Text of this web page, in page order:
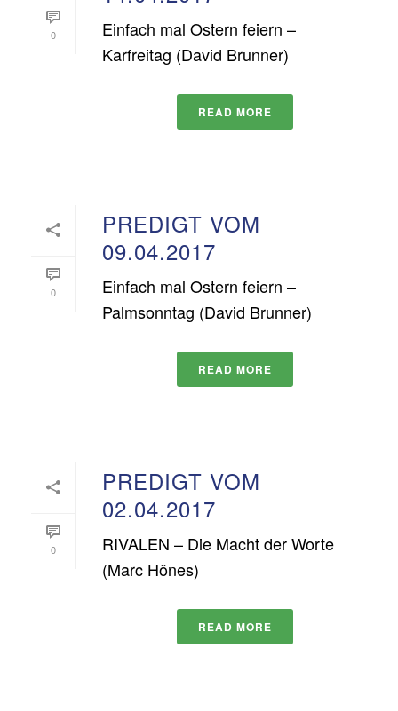
0
Einfach mal Ostern feiern –
Karfreitag (David Brunner)
READ MORE
0
PREDIGT VOM
09.04.2017
Einfach mal Ostern feiern –
Palmsonntag (David Brunner)
READ MORE
0
PREDIGT VOM
02.04.2017
RIVALEN – Die Macht der Worte
(Marc Hönes)
READ MORE